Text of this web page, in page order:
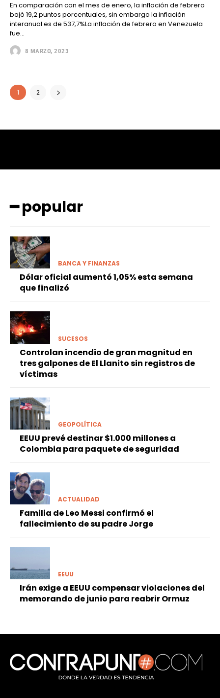
En comparación con el mes de enero, la inflación de febrero
bajó 19,2 puntos porcentuales, sin embargo la inflación
interanual es de 537,7%La inflación de febrero en Venezuela
fue...
8 MARZO, 2023
1 2
━ popular
BANCA Y FINANZAS
Dólar oficial aumentó 1,05% esta semana
que finalizó
SUCESOS
Controlan incendio de gran magnitud en
tres galpones de El Llanito sin registros de
víctimas
GEOPOLÍTICA
EEUU prevé destinar $1.000 millones a
Colombia para paquete de seguridad
ACTUALIDAD
Familia de Leo Messi confirmó el
fallecimiento de su padre Jorge
EEUU
Irán exige a EEUU compensar violaciones del
memorando de junio para reabrir Ormuz